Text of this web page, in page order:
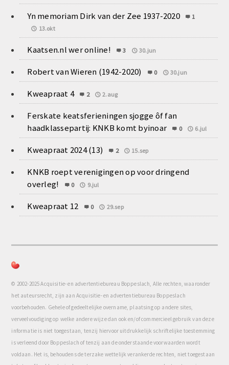
Yn memoriam Dirk van der Zee 1937-2020
1
13.okt
Kaatsen.nl wer online! 3 30.jun
Robert van Wieren (1942-2020) 0 30.jun
Kweapraat 4 2 2.aug
Ferskate keatsferieningen sjogge ôf fan
haadklassepartij: KNKB komt byinoar
0 6.jul
Kweapraat 2024 (13) 2 15.sep
KNKB roept verenigingen op voor dringend
overleg!
0 9.jul
Kweapraat 12 0 29.sep
© 2002-2025 Acquisitie- en advertentiebureau Boppeslach, Alle rechten, waaronder
het auteursrecht, zijn aan Acquisitie- en advertentiebureau Boppeslach
voorbehouden. Gehele of gedeeltelijke overname, plaatsing op andere sites,
verveelvoudiging op welke andere wijze dan ook en/of commercieel gebruik van deze
informatie is niet toegestaan, tenzij hiervoor uitdrukkelijk schriftelijke toestemming
is verleend door Boppeslach of tenzij aan de onderstaande voorwaarden wordt
voldaan. Het is, behoudens de terzake wettelijk verankerde rechten, niet toegestaan